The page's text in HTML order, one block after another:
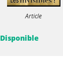
Article
Disponible